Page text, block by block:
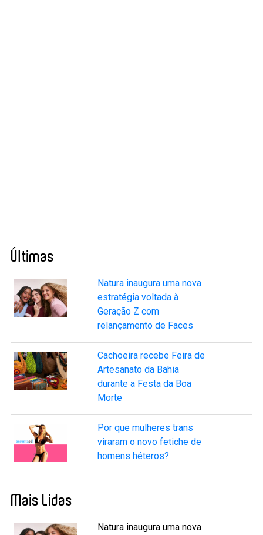
Últimas
Natura inaugura uma nova
estratégia voltada à
Geração Z com
relançamento de Faces
Cachoeira recebe Feira de
Artesanato da Bahia
durante a Festa da Boa
Morte
Por que mulheres trans
viraram o novo fetiche de
homens héteros?
Mais Lidas
Natura inaugura uma nova